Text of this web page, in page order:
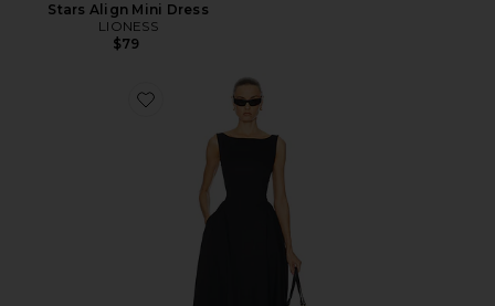
Stars Align Mini Dress
LIONESS
$79